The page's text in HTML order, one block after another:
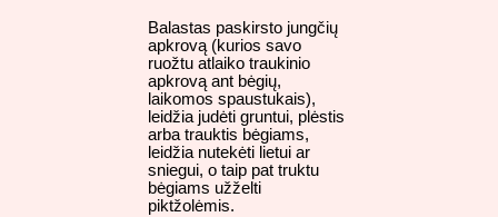
Balastas paskirsto jungčių
apkrovą (kurios savo
ruožtu atlaiko traukinio
apkrovą ant bėgių,
laikomos spaustukais),
leidžia judėti gruntui, plėstis
arba trauktis bėgiams,
leidžia nutekėti lietui ar
sniegui, o taip pat truktu
bėgiams užželti
piktžolėmis.